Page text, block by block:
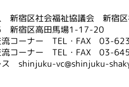
新宿区社会福祉協議会 新宿区
新宿区高田馬場1-17-20
流コーナー TEL・FAX 03-
流コーナー TEL・FAX 03-
ス shinjuku-vc@shinjuku-